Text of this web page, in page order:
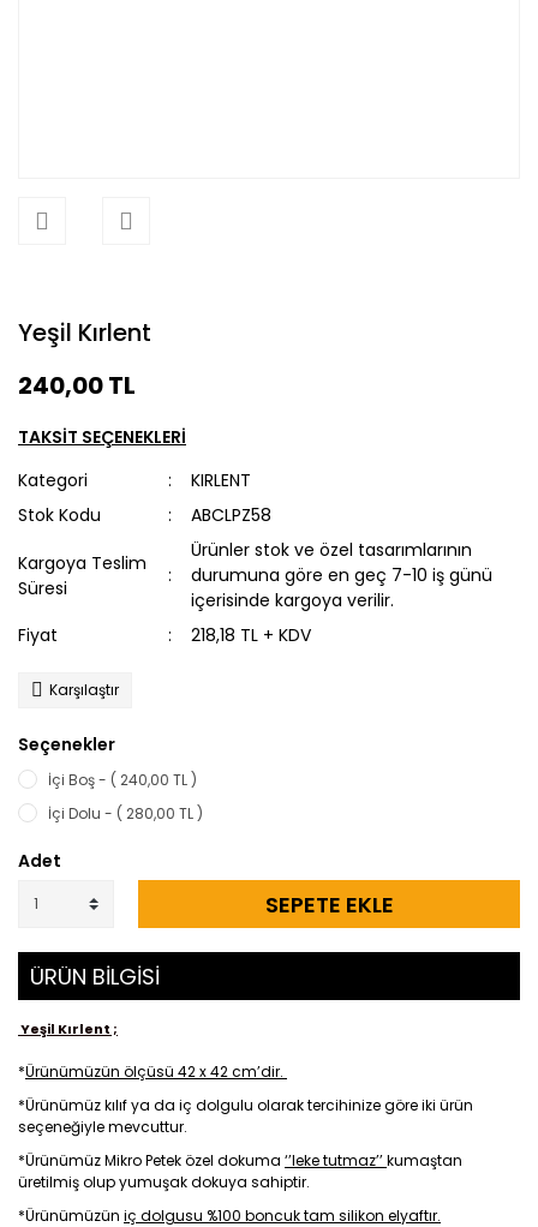
Yeşil Kırlent
240,00 TL
TAKSİT SEÇENEKLERİ
Kategori
KIRLENT
Stok Kodu
ABCLPZ58
Kargoya Teslim
Süresi
Ürünler stok ve özel tasarımlarının
durumuna göre en geç 7-10 iş günü
içerisinde kargoya verilir.
Fiyat
218,18 TL + KDV
Karşılaştır
Seçenekler
İçi Boş - ( 240,00 TL )
İçi Dolu - ( 280,00 TL )
Adet
SEPETE EKLE
ÜRÜN BİLGİSİ
Yeşil Kırlent ;
*Ürünümüzün ölçüsü 42 x 42 cm’dir.
*Ürünümüz kılıf ya da iç dolgulu olarak tercihinize göre iki ürün
seçeneğiyle mevcuttur.
*Ürünümüz Mikro Petek özel dokuma ‘’leke tutmaz’’kumaştan
üretilmiş olup yumuşak dokuya sahiptir.
*Ürünümüzün iç dolgusu %100 boncuk tam silikon elyaftır.